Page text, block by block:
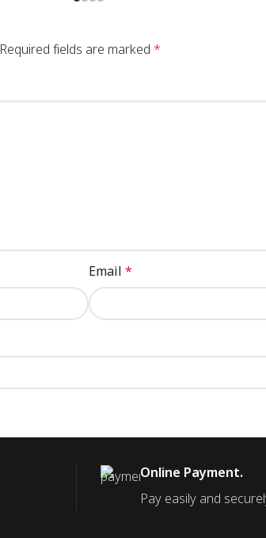
Required fields are marked *
Email *
Online Payment.
Pay easily and